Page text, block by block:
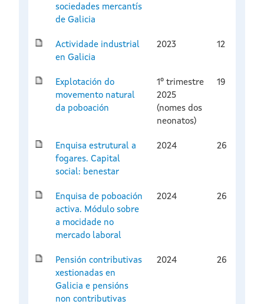
sociedades mercantís
de Galicia
Actividade industrial
en Galicia
2023 12
Explotación do
movemento natural
da poboación
1º trimestre
2025
(nomes dos
neonatos)
19
Enquisa estrutural a
fogares. Capital
social: benestar
2024 26
Enquisa de poboación
activa. Módulo sobre
a mocidade no
mercado laboral
2024 26
Pensión contributivas
xestionadas en
Galicia e pensións
non contributivas
2024 26